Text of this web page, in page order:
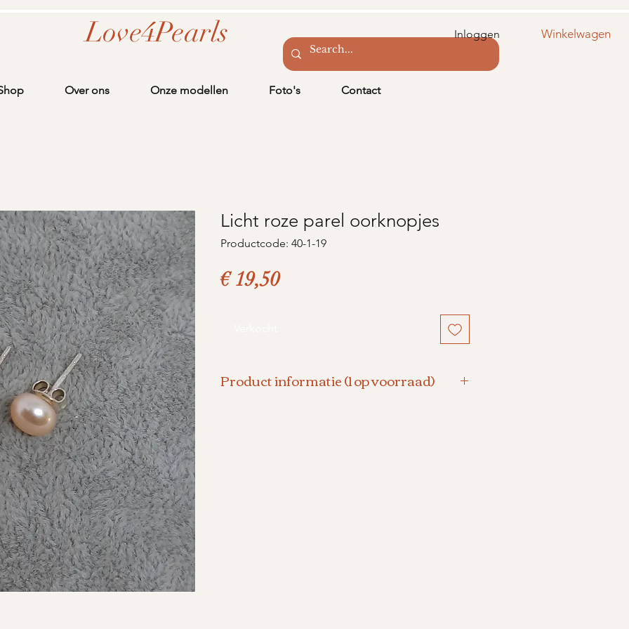
Winkelwagen
Inloggen
Love4Pearls
Over ons Onze modellen Foto's Contact
Licht roze parel oorknopjes
Productcode: 40-1-19
€ 19,50Prijs
Product informatie (1 op voorraad)